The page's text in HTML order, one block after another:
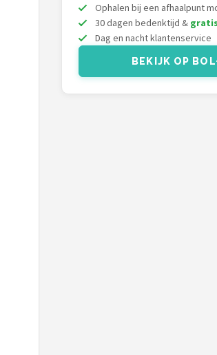
Ophalen bij een afhaalpunt
30 dagen bedenktijd & gratis
Dag en nacht klantenservice
BEKIJK OP BOL